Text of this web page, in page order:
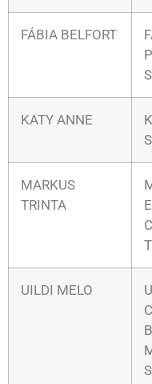
FÁBIA BELFORT
KATY ANNE
MARKUS
TRINTA
UILDI MELO